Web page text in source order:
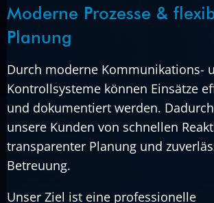
Moderne Prozesse &
Planung
Durch moderne Kommunikations-
Kontrollsysteme können Einsätze
und dokumentiert werden.
unsere Kunden von schnellen
transparenter Planung und
Betreuung.
Unser Ziel ist eine professionelle